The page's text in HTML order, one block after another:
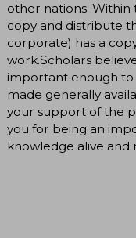
other nations. Within
copy and distribute
corporate) has a
work.Scholars
important enough
made generally
your support of the
you for being an
knowledge alive and